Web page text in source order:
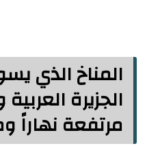
المناخ الذي
الجزيرة
مرتفعة نهاراً